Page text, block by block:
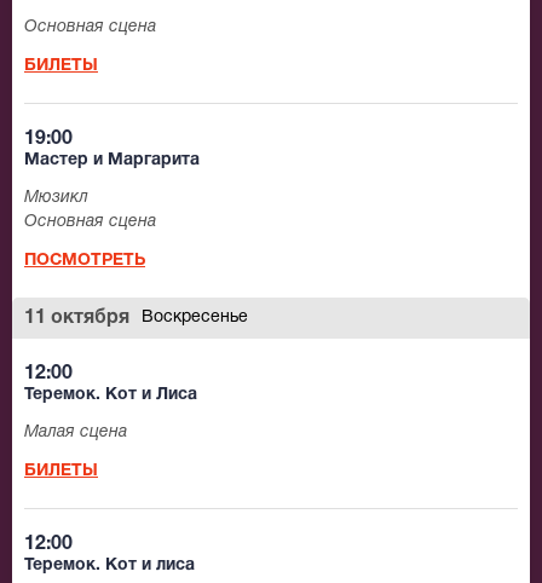
Основная сцена
БИЛЕТЫ
19:00
Мастер и Маргарита
Мюзикл
Основная сцена
ПОСМОТРЕТЬ
11 октября Воскресенье
12:00
Теремок. Кот и Лиса
Малая сцена
БИЛЕТЫ
12:00
Теремок. Кот и лиса